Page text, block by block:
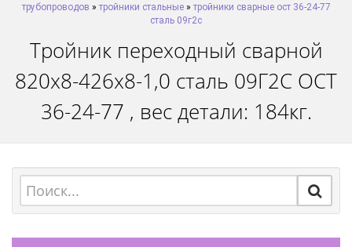
трубопроводов » тройники стальные» тройники сварные ост 36-24-77
сталь 09г2с
Тройник переходный сварной
820х8-426х8-1,0 сталь 09Г2С ОСТ
36-24-77 , вес детали: 184кг.